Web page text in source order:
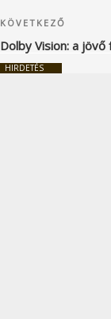
Következő
bejegyzés
KÖVETKEZŐ
Dolby Vision: a
HIRDETÉS